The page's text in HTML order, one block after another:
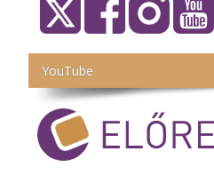
YouTube